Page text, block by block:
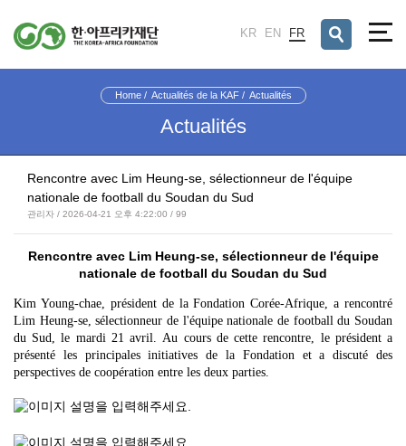
KR EN FR
검색창 열기
Home Actualités de la KAF Actualités
Actualités
Rencontre avec Lim Heung-se, sélectionneur de l'équipe
nationale de football du Soudan du Sud
관리자 / 2026-04-21 오후 4:22:00 / 99
Rencontre avec Lim Heung-se, sélectionneur de l'équipe
nationale de football du Soudan du Sud
Kim Young-chae, président de la Fondation Corée-Afrique, a rencontré
Lim Heung-se, sélectionneur de l'équipe nationale de football du Soudan
du Sud, le mardi 21 avril.Au cours de cette rencontre, le président a
présenté les principales initiatives de la Fondation et a discuté des
perspectives de coopération entre les deux parties.